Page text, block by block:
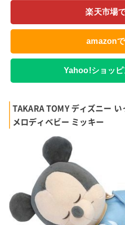
楽天市場
amazon
Yahoo!ショッピ
TAKARA TOMY ディズニー
メロディベビー ミッキー